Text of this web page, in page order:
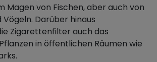
Magen von Fischen, aber auch von
Darüber hinaus
Zigarettenfilter auch das
in öffentlichen Räumen wie